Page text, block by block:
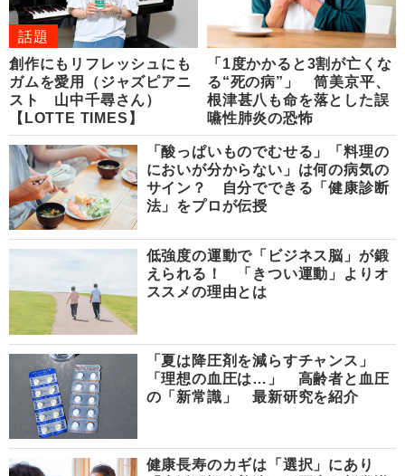
話題
創作にもリフレッシュにも
ガムを愛用（ジャズピアニ
スト 山中千尋さん）
【LOTTE TIMES】
「1度かかると3割が亡くな
る“死の病”」 筒美京平、
根津甚八も命を落とした誤
嚥性肺炎の恐怖
「酸っぱいものでむせる」「料理の
においが分からない」は何の病気の
サイン？ 自分でできる「健康診断
法」をプロが伝授
低強度の運動で「ビジネス脳」が鍛
えられる！ 「きつい運動」よりオ
ススメの理由とは
「夏は降圧剤を減らすチャンス」
「理想の血圧は…」 高齢者と血圧
の「新常識」 最新研究を紹介
健康長寿のカギは「選択」にあり